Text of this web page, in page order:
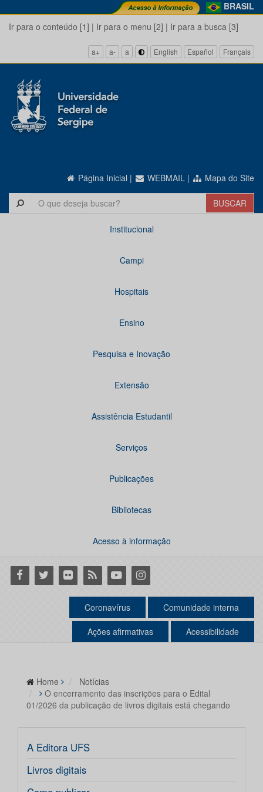
BRASIL
Ir para o conteúdo [1] | Ir para o menu [2] | Ir para a busca [3]
a+ a- a English Español Français
Página Inicial | WEBMAIL | Mapa do Site
Institucional
Campi
Hospitais
Ensino
Pesquisa e Inovação
Extensão
Assistência Estudantil
Serviços
Publicações
Bibliotecas
Acesso à informação
Facebook
Twitter Flickr RSS YoutubeInstagram
Coronavírus Comunidade interna
Ações afirmativas Acessibilidade
Home
Notícias
O encerramento das inscrições para o Edital
01/2026 da publicação de livros digitais está chegando
A Editora UFS
Livros digitais